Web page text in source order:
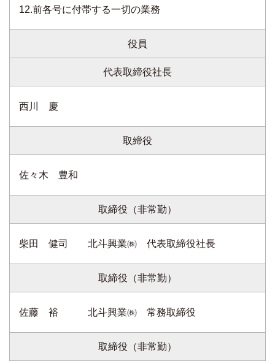
12.前各号に付帯する一切の業務
役員
代表取締役社長
西川 慶
取締役
佐々木 豊和
取締役（非常勤）
柴田 健司 北斗興業㈱ 代表取締役社長
取締役（非常勤）
佐藤 裕 北斗興業㈱ 常務取締役
取締役（非常勤）